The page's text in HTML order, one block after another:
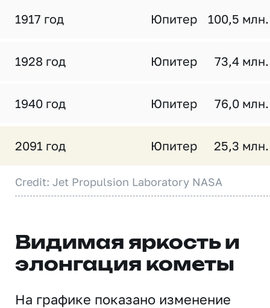
1917 год Юпитер 100,5
1928 год Юпитер 73,4
1940 год Юпитер 76,0
2091 год Юпитер 25,3
Credit: Jet Propulsion Laboratory NASA
Видимая яркость и
элонгация кометы
На графике показано изменение